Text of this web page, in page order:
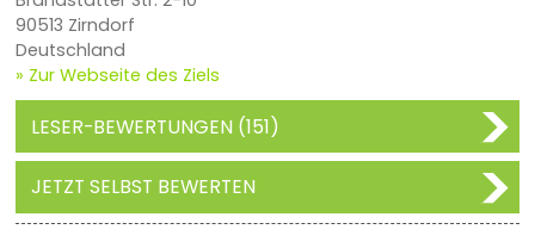
90513 Zirndorf
Deutschland
» Zur Webseite des Ziels
LESER-BEWERTUNGEN (151)
JETZT SELBST BEWERTEN